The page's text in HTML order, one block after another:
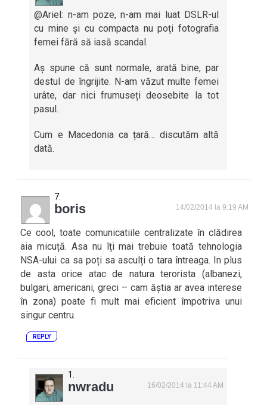
@Ariel: n-am poze, n-am mai luat DSLR-ul
cu mine și cu compacta nu poți fotografia
femei fără să iasă scandal.
Aș spune că sunt normale, arată bine, par
destul de îngrijite. N-am văzut multe femei
urâte, dar nici frumuseți deosebite la tot
pasul.
Cum e Macedonia ca țară… discutăm altă
dată.
boris 14/02/2014 la 9:19 AM
Ce cool, toate comunicatiile centralizate în clădirea
aia micuță. Asa nu îți mai trebuie toată tehnologia
NSA-ului ca sa poți sa asculți o tara întreaga. In plus
de asta orice atac de natura terorista (albanezi,
bulgari, americani, greci – cam ăștia ar avea interese
în zona) poate fi mult mai eficient împotriva unui
singur centru.
REPLY
nwradu 16/02/2014 la 11:44 AM